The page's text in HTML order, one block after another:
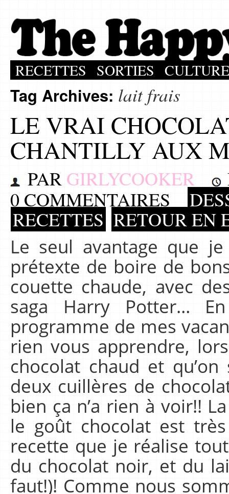
RECETTES SORTIES CULTURE
Tag Archives: lait frais
LE VRAI
CHANTILLY AUX
PAR GIRLYCOOKER
0 COMMENTAIRES
RECETTES RETOUR EN
Le seul avantage que
prétexte de boire de
couette chaude, avec
saga Harry Potter…
programme de mes
rien vous apprendre,
chocolat chaud et
deux cuillères de
bien ça n’a rien à voir!!
le goût chocolat est
recette que je réalise
du chocolat noir, et du
faut!)! Comme nous